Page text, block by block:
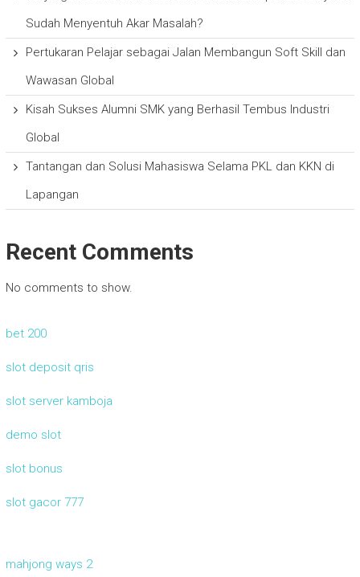
Sudah Menyentuh Akar Masalah?
Pertukaran Pelajar sebagai Jalan Membangun Soft Skill dan
Wawasan Global
Kisah Sukses Alumni SMK yang Berhasil Tembus Industri
Global
Tantangan dan Solusi Mahasiswa Selama PKL dan KKN di
Lapangan
Recent Comments
No comments to show.
bet 200
slot deposit qris
slot server kamboja
demo slot
slot bonus
slot gacor 777
mahjong ways 2